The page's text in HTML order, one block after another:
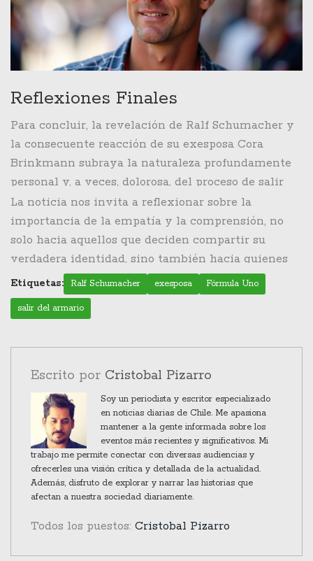
Reflexiones Finales
Para concluir, la revelación de Ralf Schumacher y
la consecuente reacción de su exesposa Cora
Brinkmann subraya la naturaleza profundamente
personal y, a veces, dolorosa, del proceso de salir
del armario. Mientras Ralf busca la felicidad y
autenticidad en su nueva relación, la voz de Cora
resuena con el eco de una herida abierta. Es un
recordatorio vívido de que, aunque el mundo esté
avanzando hacia una mayor aceptación, el camino
hacia esa meta está lleno de complejidades
humanas y emocionales.
La noticia nos invita a reflexionar sobre la
importancia de la empatía y la comprensión, no
solo hacia aquellos que deciden compartir su
verdadera identidad, sino también hacia quienes
se ven afectados por estas revelaciones. Al final, es
una historia sobre la búsqueda de la verdad, el
dolor de la traición y la promesa de un futuro más
Etiquetas: Ralf Schumacher exesposa Fórmula Uno
salir del armario
Escrito por Cristobal Pizarro
Soy un periodista y escritor especializado
en noticias diarias de Chile. Me apasiona
mantener a la gente informada sobre los
eventos más recientes y significativos. Mi
trabajo me permite conectar con diversas audiencias y
ofrecerles una visión crítica y detallada de la actualidad.
Además, disfruto de explorar y narrar las historias que
afectan a nuestra sociedad diariamente.
Todos los puestos: Cristobal Pizarro